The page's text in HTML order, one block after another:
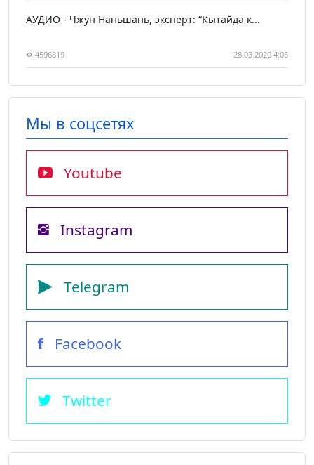
АУДИО - Чжун Наньшань, эксперт: “Кытайда к...
4596819 28.03.2020 4:05
Мы в соцсетях
Youtube
Instagram
Telegram
Facebook
Twitter